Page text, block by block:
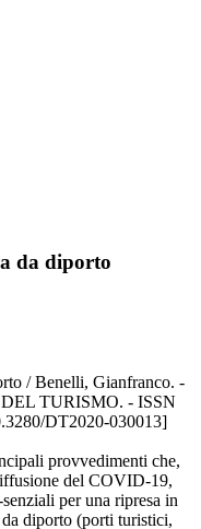
da diporto
/ Benelli, Gianfranco. -
TURISMO. - ISSN
DT2020-030013]
provvedimenti che,
del COVID-19,
per una ripresa in
diporto (porti turistici,